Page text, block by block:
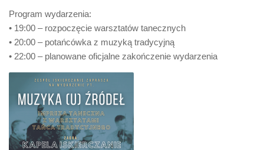
Program wydarzenia:
• 19:00 – rozpoczęcie warsztatów tanecznych
• 20:00 – potańcówka z muzyką tradycyjną
• 22:00 – planowane oficjalne zakończenie wydarzenia